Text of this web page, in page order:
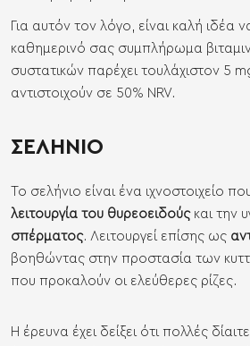
Για αυτόν τον λόγο, είναι καλή ιδέα
καθημερινό σας συμπλήρωμα
συστατικών παρέχει τουλάχιστον 5
αντιστοιχούν σε 50% NRV.
ΣΕΛΗΝΙΟ
Το σελήνιο είναι ένα ιχνοστοιχείο
λειτουργία του θυρεοειδούςκαι την
σπέρματος. Λειτουργεί επίσης ως
βοηθώντας στην προστασία των
που προκαλούν οι ελεύθερες ρίζες.
Η έρευνα έχει δείξει ότι πολλές